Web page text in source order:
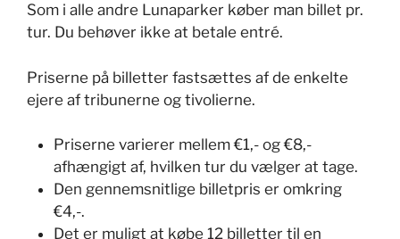
Som i alle andre Lunaparker køber man billet pr.
tur. Du behøver ikke at betale entré.
Priserne på billetter fastsættes af de enkelte
ejere af tribunerne og tivolierne.
Priserne varierer mellem €1,- og €8,-
afhængigt af, hvilken tur du vælger at tage.
Den gennemsnitlige billetpris er omkring
€4,-.
Det er muligt at købe 12 billetter til en